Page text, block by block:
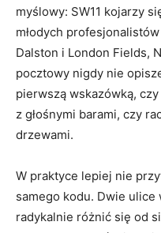
myślowy: SW11 kojarzy
młodych
Dalston i London Fields,
pocztowy nigdy nie
pierwszą wskazówką,
z głośnymi barami, czy
drzewami.
W praktyce lepiej nie
samego kodu. Dwie
radykalnie różnić się od